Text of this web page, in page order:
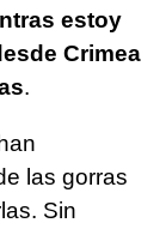
estoy
Crimea
.
las gorras
Sin